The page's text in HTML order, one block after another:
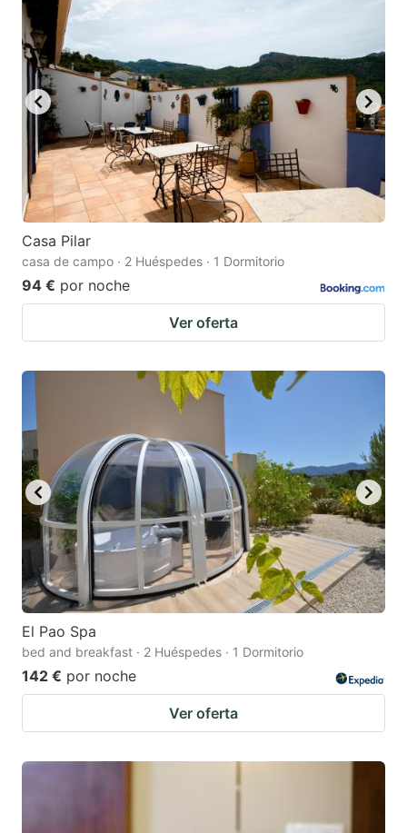
Casa Pilar
casa de campo · 2 Huéspedes · 1 Dormitorio
94 € por noche
Ver oferta
El Pao Spa
bed and breakfast · 2 Huéspedes · 1 Dormitorio
142 € por noche
Ver oferta